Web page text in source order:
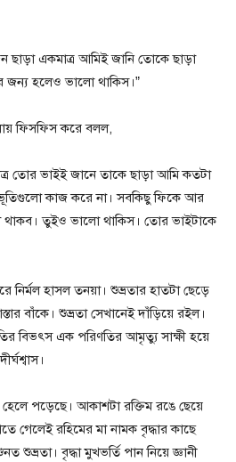
একমাত্র আমিই জানি তোকে ছাড়া
জন্য হলেও ভালো থাকিস।”
ফিসফিস করে বলল,
তোর ভাইই জানে তাকে ছাড়া আমি কতটা
কাজ করে না। সবকিছু ফিকে আর
তুইও ভালো থাকিস। তোর ভাইটাকে
নির্মল হাসল তনয়া। শুভ্রতার হাতটা ছেড়ে
বাঁকে। শুভ্রতা সেখানেই দাঁড়িয়ে রইল।
বিভৎস এক পরিণতির আমৃত্যু সাক্ষী হয়ে
হেলে পড়েছে। আকাশটা রক্তিম রঙে ছেয়ে
গেলেই রহিমের মা নামক বৃদ্ধার কাছে
বৃদ্ধা মুখভর্তি পান নিয়ে জ্ঞানী